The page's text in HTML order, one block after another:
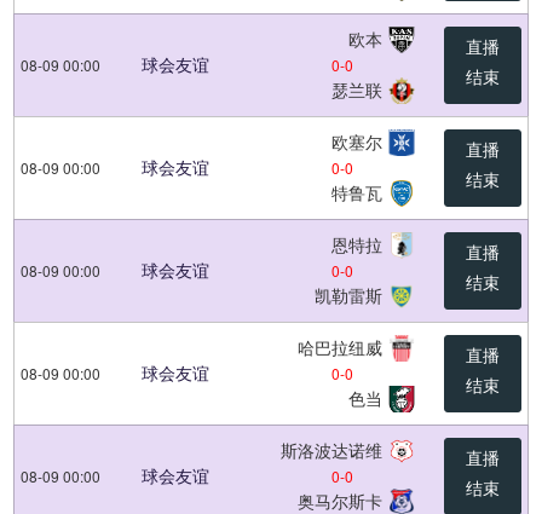
08-09 00:00 球会友谊
欧本
0-0
瑟兰联
直播
结束
08-09 00:00 球会友谊
欧塞尔
0-0
特鲁瓦
直播
结束
08-09 00:00 球会友谊
恩特拉
0-0
凯勒雷斯
直播
结束
08-09 00:00 球会友谊
哈巴拉纽威
0-0
色当
直播
结束
08-09 00:00 球会友谊
斯洛波达诺维
0-0
奥马尔斯卡
直播
结束